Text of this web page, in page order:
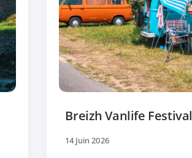
Breizh Vanlife Festival
14 Juin 2026